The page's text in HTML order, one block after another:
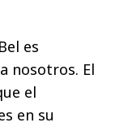
es
nosotros. El
el
en su